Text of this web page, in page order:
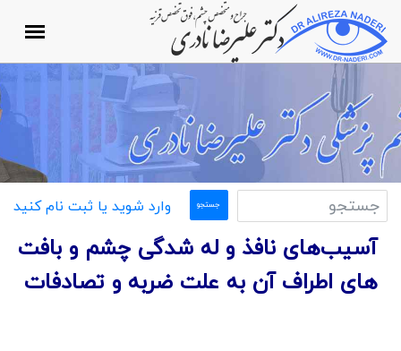
وارد شوید یا ثبت نام کنید
آسيب‌هاى نافذ و له ‌شدگى چشم و بافت
های اطراف آن به علت ضربه و تصادفات